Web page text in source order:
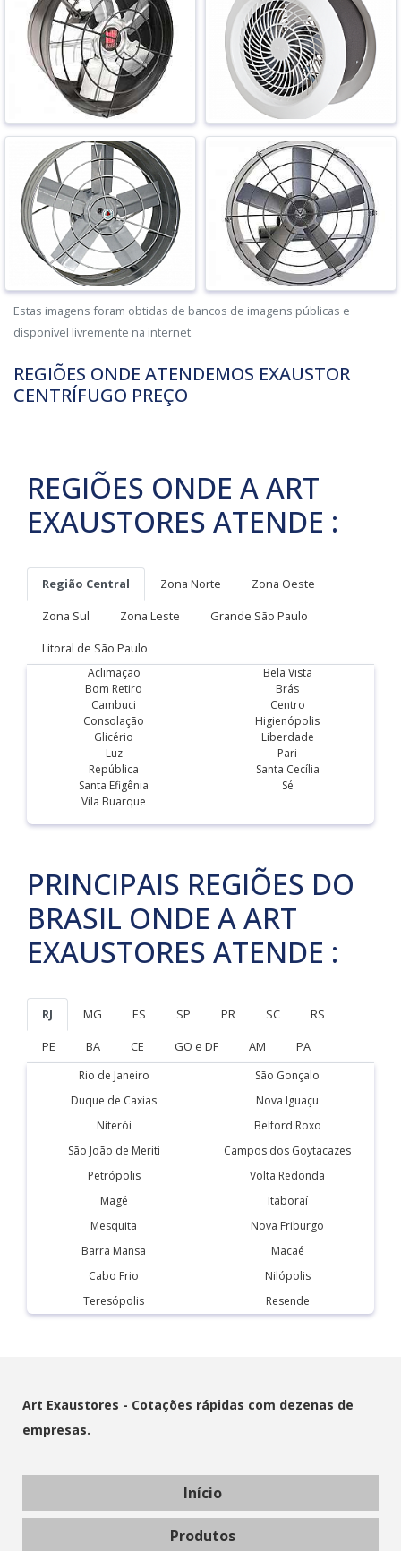
Estas imagens foram obtidas de bancos de imagens públicas e
disponível livremente na internet.
REGIÕES ONDE ATENDEMOS EXAUSTOR
CENTRÍFUGO PREÇO
REGIÕES ONDE A ART
EXAUSTORES ATENDE :
Região Central Zona Norte
Zona Oeste
Zona Sul
Zona Leste
Grande São Paulo
Litoral de São Paulo
Aclimação
Bela Vista
Bom Retiro
Brás
Cambuci
Centro
Consolação
Higienópolis
Glicério
Liberdade
Luz
Pari
República
Santa Cecília
Santa Efigênia
Sé
Vila Buarque
PRINCIPAIS REGIÕES DO
BRASIL ONDE A ART
EXAUSTORES ATENDE :
RJ MG ES SP PR SC
RS
PE
BA CE GO e DF AM PA
Rio de Janeiro
São Gonçalo
Duque de Caxias
Nova Iguaçu
Niterói
Belford Roxo
São João de Meriti
Campos dos Goytacazes
Petrópolis
Volta Redonda
Magé
Itaboraí
Mesquita
Nova Friburgo
Barra Mansa
Macaé
Cabo Frio
Nilópolis
Teresópolis
Resende
Art Exaustores - Cotações rápidas com dezenas de
empresas.
Início
Produtos